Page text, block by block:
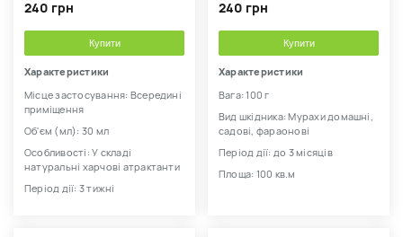
240 грн
Купити
Характеристики
Місце застосування: Всередині
приміщення
Об'єм (мл): 30 мл
Особливості: У складі
натуральні харчові атрактанти
Період дії: 3 тижні
240 грн
Купити
Характеристики
Вага: 100 г
Вид шкідника: Мурахи домашні,
садові, фараонові
Період дії: до 3 місяців
Площа: 100 кв.м